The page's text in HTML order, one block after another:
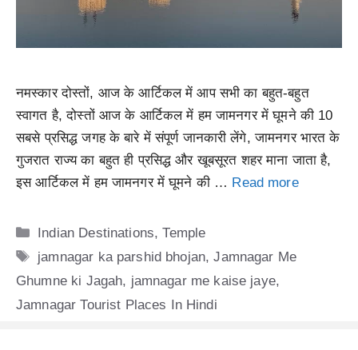
नमस्कार दोस्तों, आज के आर्टिकल में आप सभी का बहुत-बहुत
स्वागत है, दोस्तों आज के आर्टिकल में हम जामनगर में घूमने की 10
सबसे प्रसिद्ध जगह के बारे में संपूर्ण जानकारी लेंगे, जामनगर भारत के
गुजरात राज्य का बहुत ही प्रसिद्ध और खूबसूरत शहर माना जाता है,
इस आर्टिकल में हम जामनगर में घूमने की … Read more
Categories
Indian Destinations,Temple
Tags
jamnagar ka parshid bhojan,Jamnagar Me
Ghumne ki Jagah, jamnagar me kaise jaye,
Jamnagar Tourist Places In Hindi